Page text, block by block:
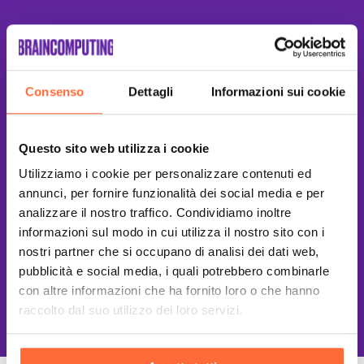
Consenso Dettagli Informazioni sui cookie
Questo sito web utilizza i cookie
Utilizziamo i cookie per personalizzare contenuti ed
annunci, per fornire funzionalità dei social media e per
analizzare il nostro traffico. Condividiamo inoltre
informazioni sul modo in cui utilizza il nostro sito con i
nostri partner che si occupano di analisi dei dati web,
pubblicità e social media, i quali potrebbero combinarle
con altre informazioni che ha fornito loro o che hanno
raccolto dal suo utilizzo dei loro servizi.
This site is protected by reCAPTCHA